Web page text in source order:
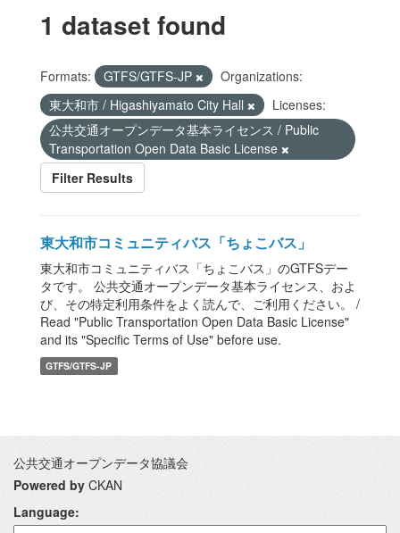
1 dataset found
Formats: GTFS/GTFS-JP
Organizations:
東大和市 / Higashiyamato City Hall
Licenses:
公共交通オープンデータ基本ライセンス / Public
Transportation Open Data Basic License
Filter Results
東大和市コミュニティバス「ちょこバス」
東大和市コミュニティバス「ちょこバス」のGTFSデー
タです。 公共交通オープンデータ基本ライセンス、およ
び、その特定利用条件をよく読んで、ご利用ください。 /
Read "Public Transportation Open Data Basic License"
and its "Specific Terms of Use" before use.
GTFS/GTFS-JP
公共交通オープンデータ協議会
Powered by CKAN
Language